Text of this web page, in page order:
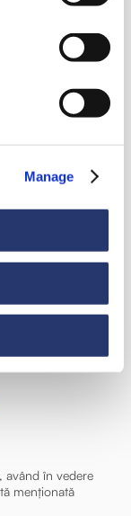
Manage
de
având în vedere
menționată